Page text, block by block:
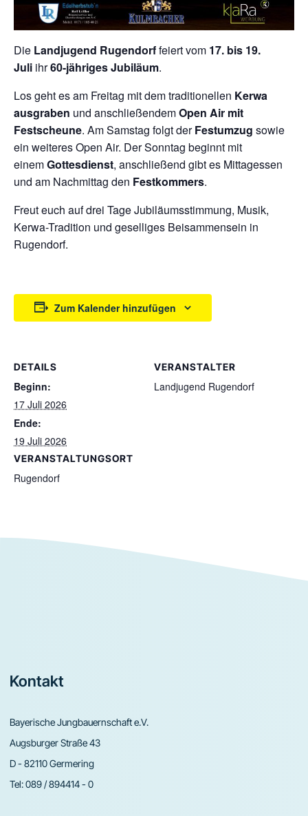
Die Landjugend Rugendorffeiert vom 17. bis 19.
Juli ihr60-jähriges Jubiläum.
Los geht es am Freitag mit dem traditionellen Kerwa
ausgraben und anschließendemOpen Air mit
Festscheune. Am Samstag folgt derFestumzug sowie
ein weiteres Open Air. Der Sonntag beginnt mit
einemGottesdienst, anschließend gibt es Mittagessen
und am Nachmittag den Festkommers.
Freut euch auf drei Tage Jubiläumsstimmung, Musik,
Kerwa-Tradition und geselliges Beisammensein in
Rugendorf.
Zum Kalender hinzufügen
DETAILS
Beginn:
17 Juli 2026
Ende:
19 Juli 2026
VERANSTALTUNGSORT
Rugendorf
VERANSTALTER
Landjugend Rugendorf
Footer
Kontakt
Bayerische Jungbauernschaft e.V.
Augsburger Straße 43
D - 82110 Germering
Tel:089 / 894414 - 0